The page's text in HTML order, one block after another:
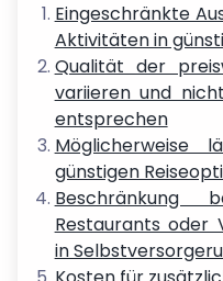
Eingeschränkte
Aktivitäten in
Qualität der
variieren und
entsprechen
Möglicherweise
günstigen
Restaurants oder
in